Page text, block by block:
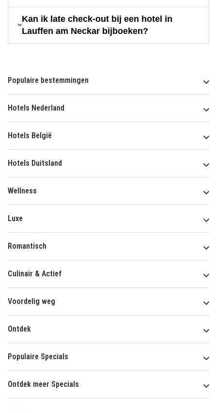
Kan ik late check-out bij een hotel in
Lauffen am Neckar bijboeken?
Populaire bestemmingen
Hotels Nederland
Hotels België
Hotels Duitsland
Wellness
Luxe
Romantisch
Culinair & Actief
Voordelig weg
Ontdek
Populaire Specials
Ontdek meer Specials